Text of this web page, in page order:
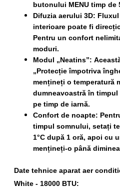
butonului MENU timp de
Difuzia aerului 3D:
interioare poate fi
Pentru un confort
moduri.
Modul „Neatins”:
„Protecție împotriva
mențineți o temperatură
dumneavoastră în
pe timp de iarnă.
Confort de noapte:
timpul somnului, setați
1°C după 1 oră, apoi cu
mențineți-o până
Date tehnice aparat aer
White - 18000 BTU: